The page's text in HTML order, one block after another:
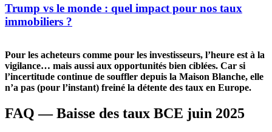
Trump vs le monde : quel impact pour nos taux
immobiliers ?
Pour les acheteurs comme pour les investisseurs, l’heure est à la
vigilance… mais aussi aux opportunités bien ciblées. Car si
l’incertitude continue de souffler depuis la Maison Blanche, elle
n’a pas (pour l’instant) freiné la détente des taux en Europe.
FAQ — Baisse des taux BCE juin 2025